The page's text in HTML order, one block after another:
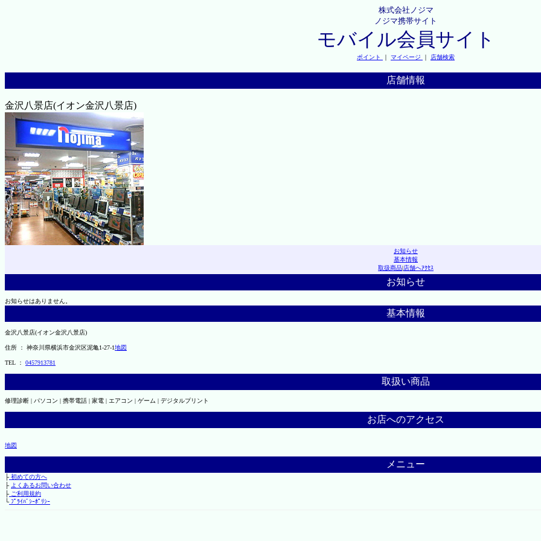
株式会社ノジマ
ノジマ携帯サイト
モバイル会員サイト
ポイント ｜ マイページ ｜ 店舗検索
店舗情報
金沢八景店(イオン金沢八景店)
お知らせ
基本情報
取扱商品|店舗へｱｸｾｽ
お知らせ
お知らせはありません。
基本情報
金沢八景店(イオン金沢八景店)
住所 ： 神奈川県横浜市金沢区泥亀1-27-1地図
TEL ： 0457913781
取扱い商品
修理診断 | パソコン | 携帯電話 | 家電 | エアコン | ゲーム | デジタルプリント
お店へのアクセス
地図
メニュー
├初めての方へ
├ よくあるお問い合わせ
├ご利用規約
└ﾌﾟﾗｲﾊﾞｼｰﾎﾟﾘｼｰ